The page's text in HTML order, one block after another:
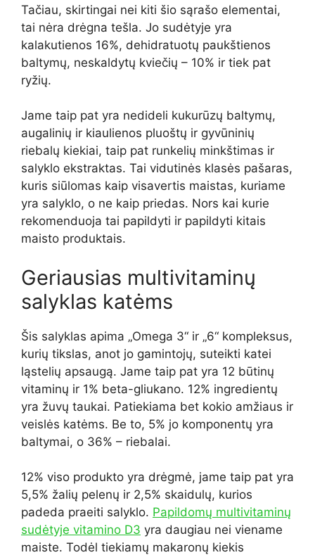
Tačiau, skirtingai nei kiti šio sąrašo elementai,
tai nėra drėgna tešla. Jo sudėtyje yra
kalakutienos 16%, dehidratuotų paukštienos
baltymų, neskaldytų kviečių – 10% ir tiek pat
ryžių.
Jame taip pat yra nedideli kukurūzų baltymų,
augalinių ir kiaulienos pluoštų ir gyvūninių
riebalų kiekiai, taip pat runkelių minkštimas ir
salyklo ekstraktas. Tai vidutinės klasės pašaras,
kuris siūlomas kaip visavertis maistas, kuriame
yra salyklo, o ne kaip priedas. Nors kai kurie
rekomenduoja tai papildyti ir papildyti kitais
maisto produktais.
Geriausias multivitaminų
salyklas katėms
Šis salyklas apima „Omega 3“ ir „6“ kompleksus,
kurių tikslas, anot jo gamintojų, suteikti katei
ląstelių apsaugą. Jame taip pat yra 12 būtinų
vitaminų ir 1% beta-gliukano. 12% ingredientų
yra žuvų taukai. Patiekiama bet kokio amžiaus ir
veislės katėms. Be to, 5% jo komponentų yra
baltymai, o 36% – riebalai.
12% viso produkto yra drėgmė, jame taip pat yra
5,5% žalių pelenų ir 2,5% skaidulų, kurios
padeda praeiti salyklo. Papildomų multivitaminų
sudėtyje vitamino D3 yra daugiau nei viename
maiste. Todėl tiekiamų makaronų kiekis